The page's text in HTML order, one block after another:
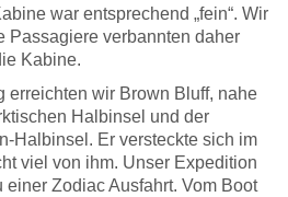
war entsprechend „fein“. Wir
Passagiere verbannten daher
Kabine.
erreichten wir Brown Bluff, nahe
Halbinsel und der
Halbinsel. Er versteckte sich im
viel von ihm. Unser Expedition
einer Zodiac Ausfahrt. Vom Boot